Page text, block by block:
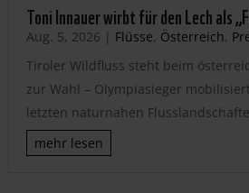
Toni Innauer wirbt für den Lech als
Aug. 5, 2026 | Flüsse, Österreich,
Tiroler Wildfluss steht beim
zur Wahl – Olympiasieger
letzten naturnahen
mehr lesen